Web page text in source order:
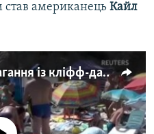
став американець Кайл
В Сімеїзі відбулися змагання із кліфф-дайвінгу (відео)
currently available